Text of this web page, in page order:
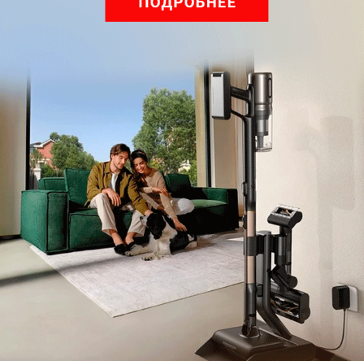
Одна из «фишек» MyKronoz ZeRound 2 HR Elite —
возможность общаться без использования
телефона: в часах есть свой динамик и микрофон.
Мы проверили связь на практике: если абонент
слышит вас достаточно хорошо, то вы его можете
услышать только в тихом помещении или
обстановке. Попытка поговорить на оживленной
улице успехом не увенчалась: элементарно не